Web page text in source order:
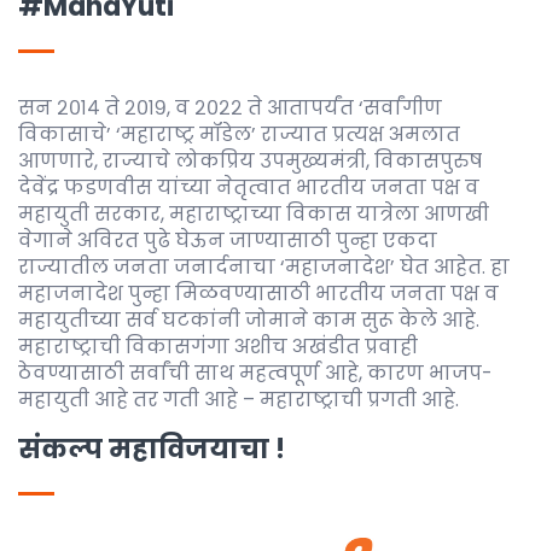
सन २०१४ ते २०१९, व २०२२ ते आतापर्यंत ‘सर्वांगीण
विकासाचे’ ‘महाराष्ट्र मॉडेल’ राज्यात प्रत्यक्ष अमलात
आणणारे, राज्याचे लोकप्रिय उपमुख्यमंत्री, विकासपुरुष
देवेंद्र फडणवीस यांच्या नेतृत्वात भारतीय जनता पक्ष व
महायुती सरकार, महाराष्ट्राच्या विकास यात्रेला आणखी
वेगाने अविरत पुढे घेऊन जाण्यासाठी पुन्हा एकदा
राज्यातील जनता जनार्दनाचा ‘महाजनादेश’ घेत आहेत. हा
महाजनादेश पुन्हा मिळवण्यासाठी भारतीय जनता पक्ष व
महायुतीच्या सर्व घटकांनी जोमाने काम सुरू केले आहे.
महाराष्ट्राची विकासगंगा अशीच अखंडीत प्रवाही
ठेवण्यासाठी सर्वांची साथ महत्वपूर्ण आहे, कारण भाजप-
महायुती आहे तर गती आहे – महाराष्ट्राची प्रगती आहे.
संकल्प महाविजयाचा !